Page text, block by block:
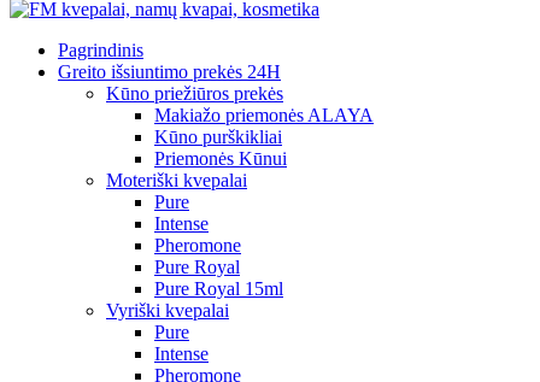
Pagrindinis
Greito išsiuntimo prekės 24H
Kūno priežiūros prekės
Makiažo priemonės ALAYA
Kūno purškikliai
Priemonės Kūnui
Moteriški kvepalai
Pure
Intense
Pheromone
Pure Royal
Pure Royal 15ml
Vyriški kvepalai
Pure
Intense
Pheromone